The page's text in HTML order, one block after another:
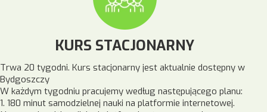
KURS STACJONARNY
Trwa 20 tygodni. Kurs stacjonarny jest aktualnie dostępny w
Bydgoszczy
W każdym tygodniu pracujemy według następującego planu:
1. 180 minut samodzielnej nauki na platformie internetowej.